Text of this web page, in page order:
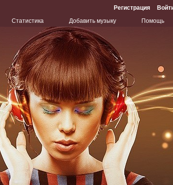
Регистрация
Статистика Добавить музыку Помощь